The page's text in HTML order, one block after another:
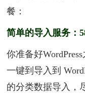
餐：
简单的导入服务：
你准备好
一键到导入到
的分类数据导入，